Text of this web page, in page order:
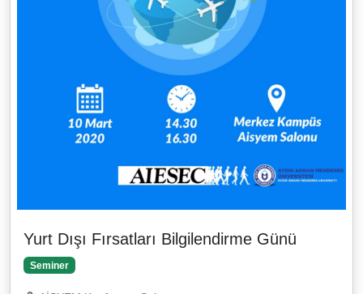
Yurt Dışı Fırsatları Bilgilendirme Günü
Seminer